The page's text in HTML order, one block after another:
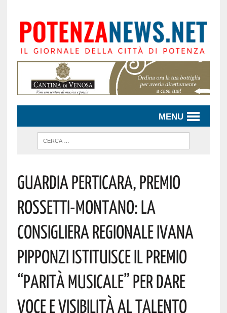
MENU
Guardia Perticara, Premio
Rossetti-Montano: La
Consigliera Regionale Ivana
Pipponzi Istituisce Il Premio
“Parità Musicale” Per Dare
Voce E Visibilità Al Talento